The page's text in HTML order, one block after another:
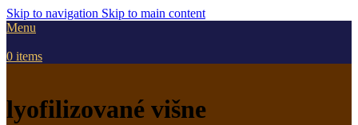
Skip to navigation Skip to main content
Menu
0 items
lyofilizované višne